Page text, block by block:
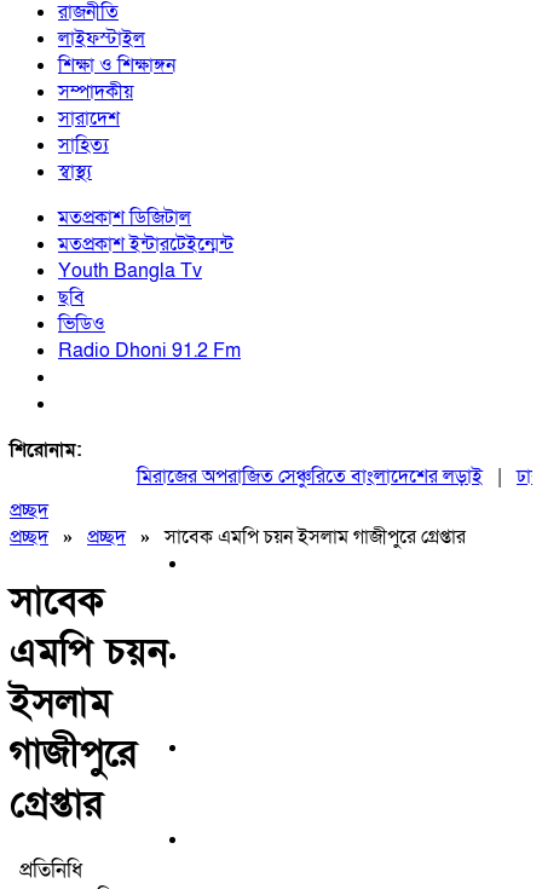
রাজনীতি
লাইফস্টাইল
শিক্ষা ও শিক্ষাঙ্গন
সম্পাদকীয়
সারাদেশ
সাহিত্য
স্বাস্থ্য
মতপ্রকাশ ডিজিটাল
মতপ্রকাশ ইন্টারটেইন্মেন্ট
Youth Bangla Tv
ছবি
ভিডিও
Radio Dhoni 91.2 Fm
শিরোনাম:
মিরাজের অপরাজিত সেঞ্চুরিতে বাংলাদেশের লড়াই|
প্রচ্ছদ
প্রচ্ছদ» প্রচ্ছদ»সাবেক এমপি চয়ন ইসলাম গাজীপুরে গ্রেপ্তার
সাবেক
এমপি চয়ন
ইসলাম
গাজীপুরে
গ্রেপ্তার
প্রতিনিধি